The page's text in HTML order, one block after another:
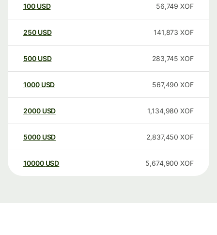
100 USD 56,749 XOF
250 USD 141,873 XOF
500 USD 283,745 XOF
1000 USD 567,490 XOF
2000 USD 1,134,980 XOF
5000 USD 2,837,450 XOF
10000 USD 5,674,900 XOF